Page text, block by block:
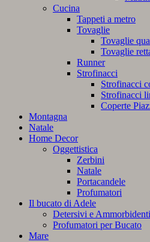
Cucina
Tappeti a metro
Tovaglie
Tovaglie
Tovaglie
Runner
Strofinacci
Strofinacci
Strofinacci
Coperte
Montagna
Natale
Home Decor
Oggettistica
Zerbini
Natale
Portacandele
Profumatori
Il bucato di Adele
Detersivi e Ammorbidenti
Profumatori per Bucato
Mare